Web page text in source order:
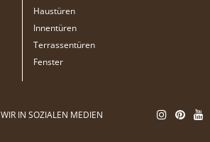
Haustüren
Innentüren
Terrassentüren
Fenster
WIR IN SOZIALEN MEDIEN